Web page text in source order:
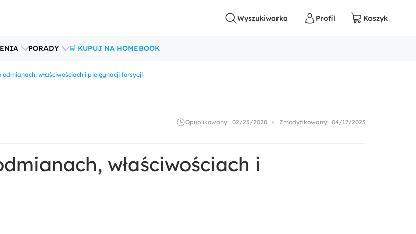
PORADY 🛒 KUPUJ NA HOMEBOOK
odmianach, właściwościach i pielęgnacji forsycji
Opublikowany: 02/25/2020 Zmodyfikowany: 04/17/2023
właściwościach i